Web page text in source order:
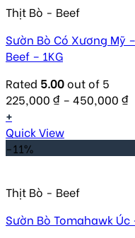
Thịt Bò - Beef
Sườn Bò Có Xương Mỹ
Beef – 1KG
Rated 5.00out of 5
225,000 ₫ – 450,000 ₫
+
Quick View
-11%
Thịt Bò - Beef
Sườn Bò Tomahawk Úc